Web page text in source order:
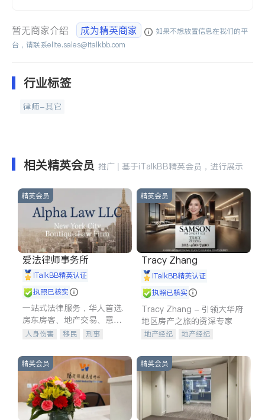
暂无商家介绍 成为精英商家
如果不想放置信息在我们的平
台，请联系elite.sales@italkbb.com
行业标签
律师-其它
相关精英会员 推广 | 基于iTalkBB精英会员，进行展示
精英会员
爱法律师事务所
iTalkBB精英认证
执照已核实
一站式法律服务，华人首选.
房东房客、地产交易、意外
伤害、车祸重伤、商业诉
建筑合同、刑事案件全包办
人身伤害 移民
刑事
信托/遗嘱
商业
商标注册
律师-其它 保释
精英会员
Tracy Zhang
iTalkBB精英认证
执照已核实
Tracy Zhang - 引领大华府
地区房产之旅的资深专家
地产经纪
地产经纪
商铺租售
开发商建商
精英会员 精英会员